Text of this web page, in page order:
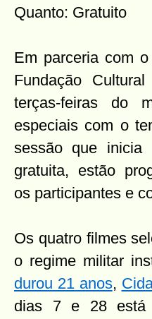
Quanto: Gratuito
Em parceria com
Fundação
terças-feiras do
especiais com o
sessão que
gratuita, estão
os participantes e
Os quatro filmes
o regime militar
durou 21 anos,
dias 7 e 28 está